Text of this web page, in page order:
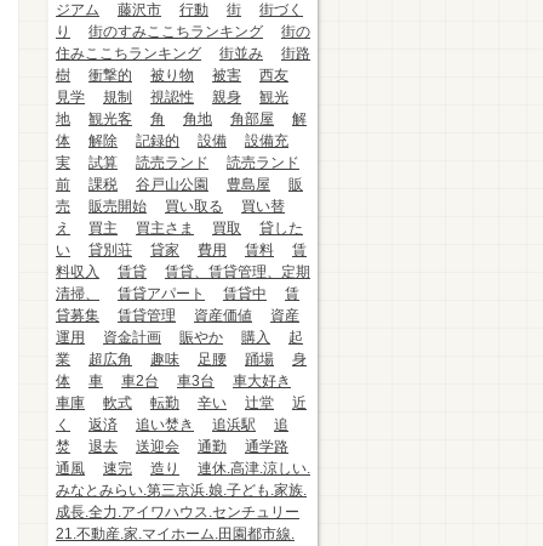
ジアム
藤沢市 行動 街
街づく
り
街のすみここちランキング
街の
住みここちランキング
街並み
街路
樹
衝撃的 被り物 被害
西友
見学
規制 視認性 親身
観光
地
観光客 角 角地 角部屋
解
体
解除 記録的 設備
設備充
実
試算 読売ランド
読売ランド
前
課税 谷戸山公園 豊島屋
販
売
販売開始 買い取る
買い替
え
買主 買主さま 買取
貸した
い
貸別荘 貸家 費用 賃料
賃
料収入
賃貸
賃貸、賃貸管理、定期
清掃、
賃貸アパート 賃貸中
賃
貸募集
賃貸管理 資産価値
資産
運用
資金計画 賑やか 購入
起
業
超広角 趣味 足腰 踊場
身
体
車 車2台 車3台
車大好き
車庫
軟式 転勤 辛い 辻堂
近
く
返済 追い焚き 追浜駅
追
焚
退去 送迎会 通勤
通学路
通風
速完 造り
連休.高津.涼しい.
みなとみらい.第三京浜.娘.子ども.家族.
成長.全力.アイワハウス.センチュリー
21.不動産.家.マイホーム.田園都市線.